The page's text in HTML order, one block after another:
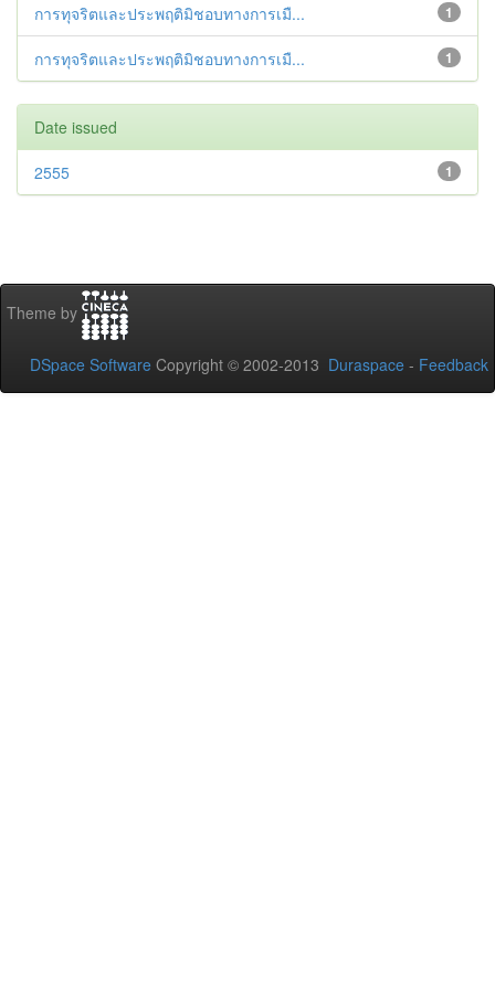
1
การทุจริตและประพฤติมิชอบทางการเมื...
1
การทุจริตและประพฤติมิชอบทางการเมื...
Date issued
1
2555
Theme by
DSpace Software Copyright © 2002-2013 Duraspace - Feedback